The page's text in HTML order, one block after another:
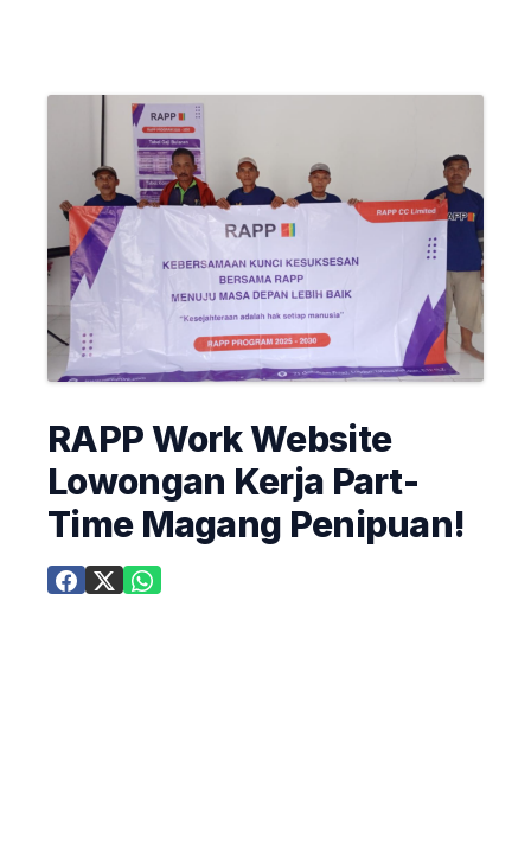
RAPP Work Website
Lowongan Kerja Part-
Time Magang Penipuan!